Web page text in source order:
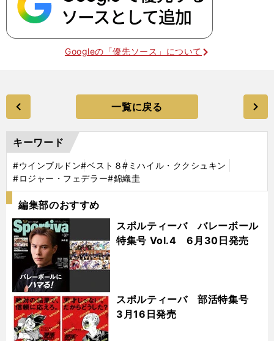
Googleの「優先ソース」について
一覧に戻る
キーワード
#ウインブルドン#ベスト８#ミハイル・ククシュキン
#ロジャー・フェデラー#錦織圭
編集部のおすすめ
スポルティーバ バレーボール
特集号 Vol.4 6月30日発売
スポルティーバ 部活特集号
3月16日発売